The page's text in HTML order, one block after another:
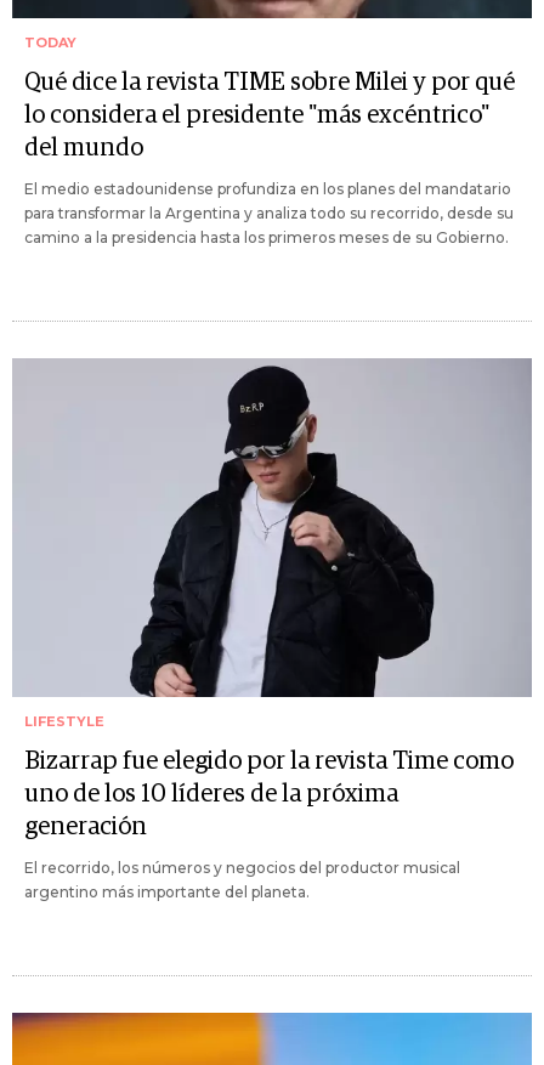
TODAY
Qué dice la revista TIME sobre Milei y por qué
lo considera el presidente "más excéntrico"
del mundo
El medio estadounidense profundiza en los planes del mandatario
para transformar la Argentina y analiza todo su recorrido, desde su
camino a la presidencia hasta los primeros meses de su Gobierno.
LIFESTYLE
Bizarrap fue elegido por la revista Time como
uno de los 10 líderes de la próxima
generación
El recorrido, los números y negocios del productor musical
argentino más importante del planeta.